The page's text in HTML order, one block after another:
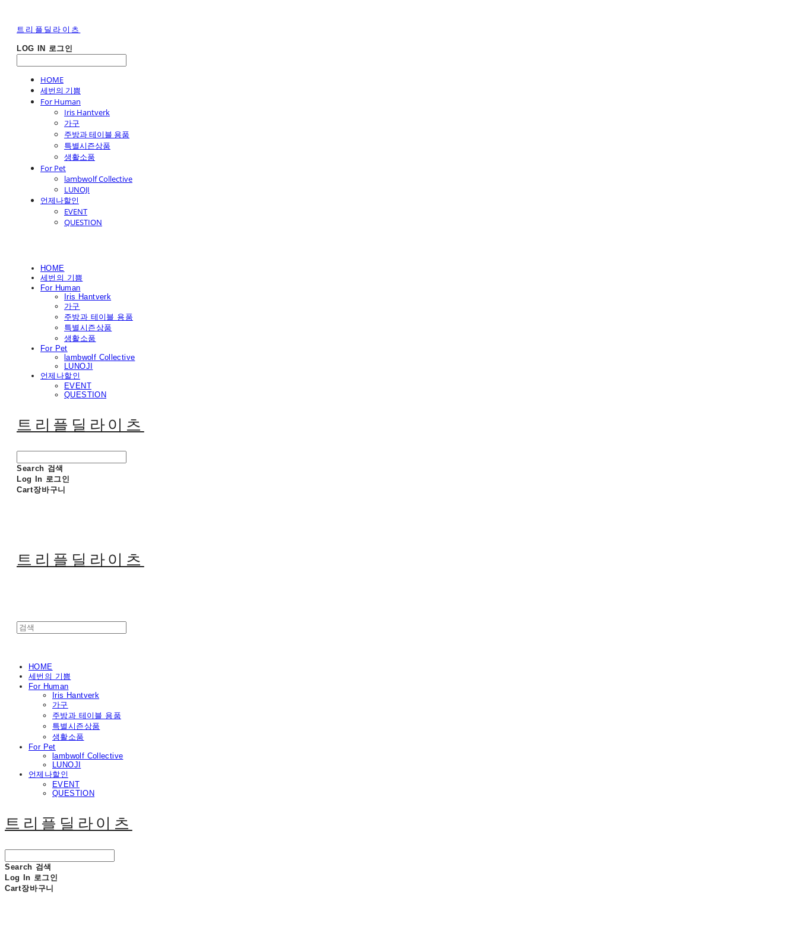
트리플딜라이츠
LOG IN 로그인
HOME
세번의 기쁨
For Human
Iris Hantverk
가구
주방과 테이블 용품
특별시즌상품
생활소품
For Pet
lambwolf Collective
LUNOJI
언제나할인
EVENT
QUESTION
HOME
세번의 기쁨
For Human
Iris Hantverk
가구
주방과 테이블 용품
특별시즌상품
생활소품
For Pet
lambwolf Collective
LUNOJI
언제나할인
EVENT
QUESTION
트리플딜라이츠
Search 검색
Log In 로그인
Cart장바구니
트리플딜라이츠
HOME
세번의 기쁨
For Human
Iris Hantverk
가구
주방과 테이블 용품
특별시즌상품
생활소품
For Pet
lambwolf Collective
LUNOJI
언제나할인
EVENT
QUESTION
트리플딜라이츠
Search 검색
Log In 로그인
Cart장바구니